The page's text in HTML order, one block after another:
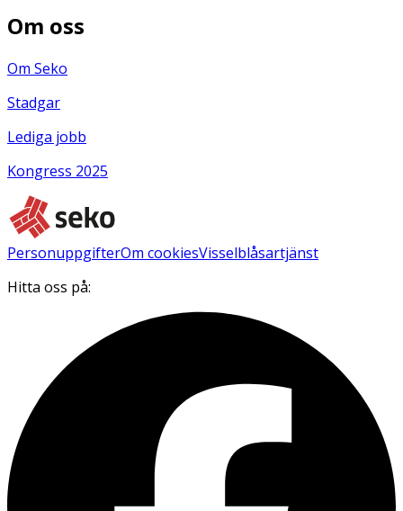
Om oss
Om Seko
Stadgar
Lediga jobb
Kongress 2025
PersonuppgifterOm cookiesVisselblåsartjänst
Hitta oss på: